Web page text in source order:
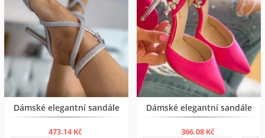
BESTSELLER
Dámské elegantní sandále
473.14 Kč
BESTSELLER
Dámské elegantní sandále
366.08 Kč